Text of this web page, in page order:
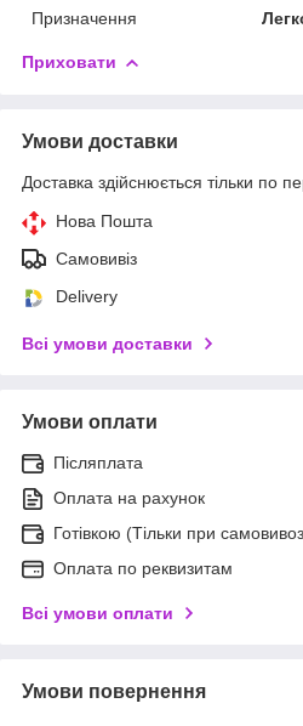
Призначення
Приховати
Умови доставки
Доставка здійснюється тільки по
Нова Пошта
Самовивіз
Delivery
Всі умови доставки
Умови оплати
Післяплата
Оплата на рахунок
Готівкою (Тільки при
Оплата по реквизитам
Всі умови оплати
Умови повернення